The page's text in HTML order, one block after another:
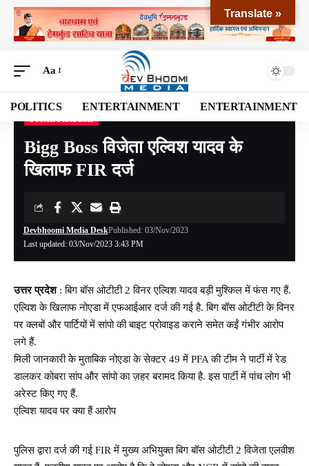
Aa
POLITICS ENTERTAINMENT ENTERTAINMENT
Devbhoomi Media Blog>NATIONAL>Uttar Pradesh>Bigg Boss विजेता एल्विश यादव के खिलाफ FIR दर्ज
Bigg Boss विजेता एल्विश यादव के
खिलाफ FIR दर्ज
Last updated: 03/Nov/2023 3:43 PM
Devbhoomi Media DeskPublished: 03/Nov/2023
उत्तर प्रदेश: बिग बॉस ओटीटी 2 विनर एल्विश यादव बड़ी मुश्किल में फंस गए हैं.
एल्विश के खिलाफ नोएडा में एफआईआर दर्ज की गई है. बिग बॉस ओटीटी के विनर
पर क्लबों और पार्टियों में सांपो की बाइट प्रोवाइड कराने समेत कईं गंभीर आरोप
लगे हैं.
मिली जानकारी के मुताबिक नोएडा के सेक्टर 49 में PFA की टीम ने पार्टी में रेड
डालकर कोबरा सांप और सांपो का ज़हर बरामद किया है. इस पार्टी में पांच लोग भी
अरेस्ट किए गए हैं.
एल्विश यादव पर क्या हैं आरोप
पुलिस द्वारा दर्ज की गई FIR में मुख्य अभियुक्त बिग बॉस ओटीटी 2 विजेता एलवीश
Translate »